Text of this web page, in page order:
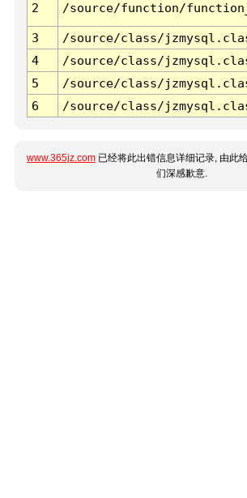
2 /source/function/
3 /source/class/
4
/source/class/
5
/source/class/
6
/source/class/
www.365jz.com 已经将此出错信息详细记录, 由此
们深感歉意.